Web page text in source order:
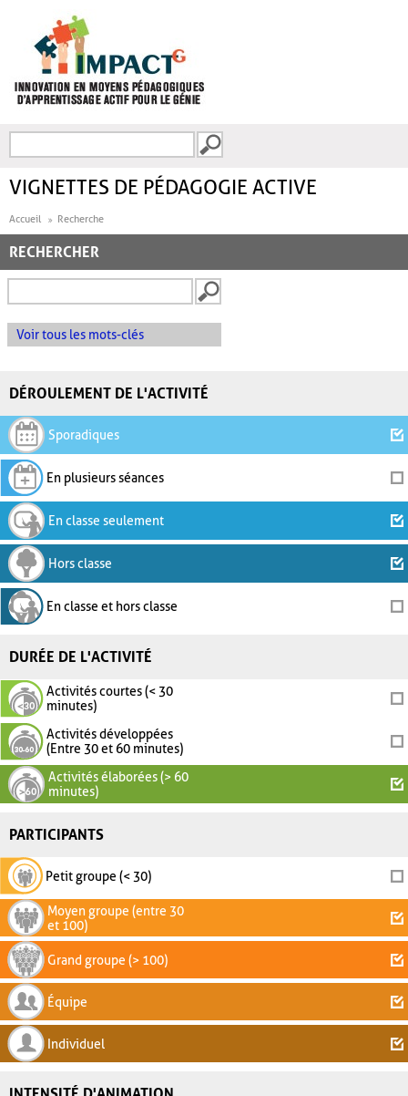
FORMULAIRE DE
VIGNETTES DE PÉDAGOGIE ACTIVE
Accueil Recherche
RECHERCHER
Voir tous les mots-clés
DÉROULEMENT DE L'ACTIVITÉ
Sporadiques
En plusieurs séances
En classe seulement
Hors classe
En classe et hors classe
DURÉE DE L'ACTIVITÉ
Activités courtes (< 30
minutes)
Activités développées
(Entre 30 et 60 minutes)
Activités élaborées (> 60
minutes)
PARTICIPANTS
Petit groupe (< 30)
Moyen groupe (entre 30
et 100)
Grand groupe (> 100)
Équipe
Individuel